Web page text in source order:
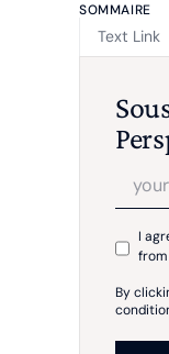
SOMMAIRE
Text Link
I
By